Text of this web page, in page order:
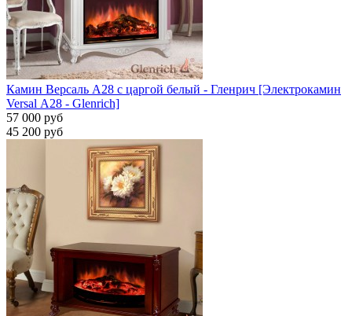
Камин Версаль A28 с царгой белый - Гленрич [Электрокамин
Versal А28 - Glenrich]
57 000 руб
45 200 руб